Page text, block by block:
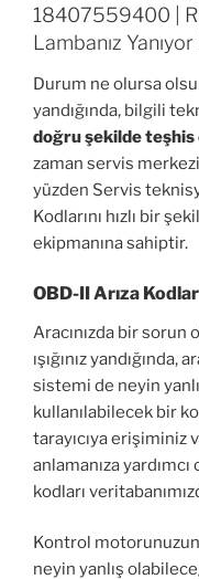
18407559400 |
Lambanız
Durum ne olursa
yandığında, bilgili
doğru şekilde
zaman servis
yüzden Servis
Kodlarını hızlı bir
ekipmanına sahiptir.
OBD-II Arıza
Aracınızda bir
ışığınız yandığında,
sistemi de neyin
kullanılabilecek bir
tarayıcıya erişiminiz
anlamanıza
kodları
Kontrol motorunuzun
neyin yanlış